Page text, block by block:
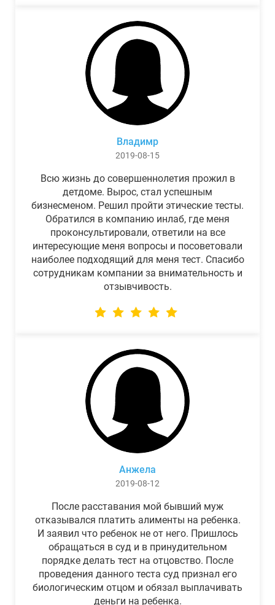
Владимр
2019-08-15
Всю жизнь до совершеннолетия прожил в
детдоме. Вырос, стал успешным
бизнесменом. Решил пройти этические тесты.
Обратился в компанию инлаб, где меня
проконсультировали, ответили на все
интересующие меня вопросы и посоветовали
наиболее подходящий для меня тест. Спасибо
сотрудникам компании за внимательность и
отзывчивость.
Анжела
2019-08-12
После расставания мой бывший муж
отказывался платить алименты на ребенка.
И заявил что ребенок не от него. Пришлось
обращаться в суд и в принудительном
порядке делать тест на отцовство. После
проведения данного теста суд признал его
биологическим отцом и обязал выплачивать
деньги на ребенка.